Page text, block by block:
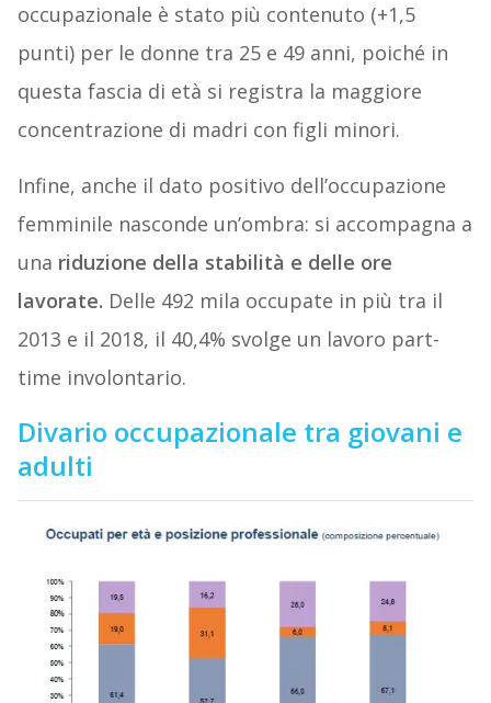
occupazionale è stato più contenuto (+1,5
punti) per le donne tra 25 e 49 anni, poiché in
questa fascia di età si registra la maggiore
concentrazione di madri con figli minori.
Infine, anche il dato positivo dell’occupazione
femminile nasconde un’ombra: si accompagna a
una riduzione della stabilità e delle ore
lavorate. Delle 492 mila occupate in più tra il
2013 e il 2018, il 40,4% svolge un lavoro part-
time involontario.
Divario occupazionale tra giovani e
adulti